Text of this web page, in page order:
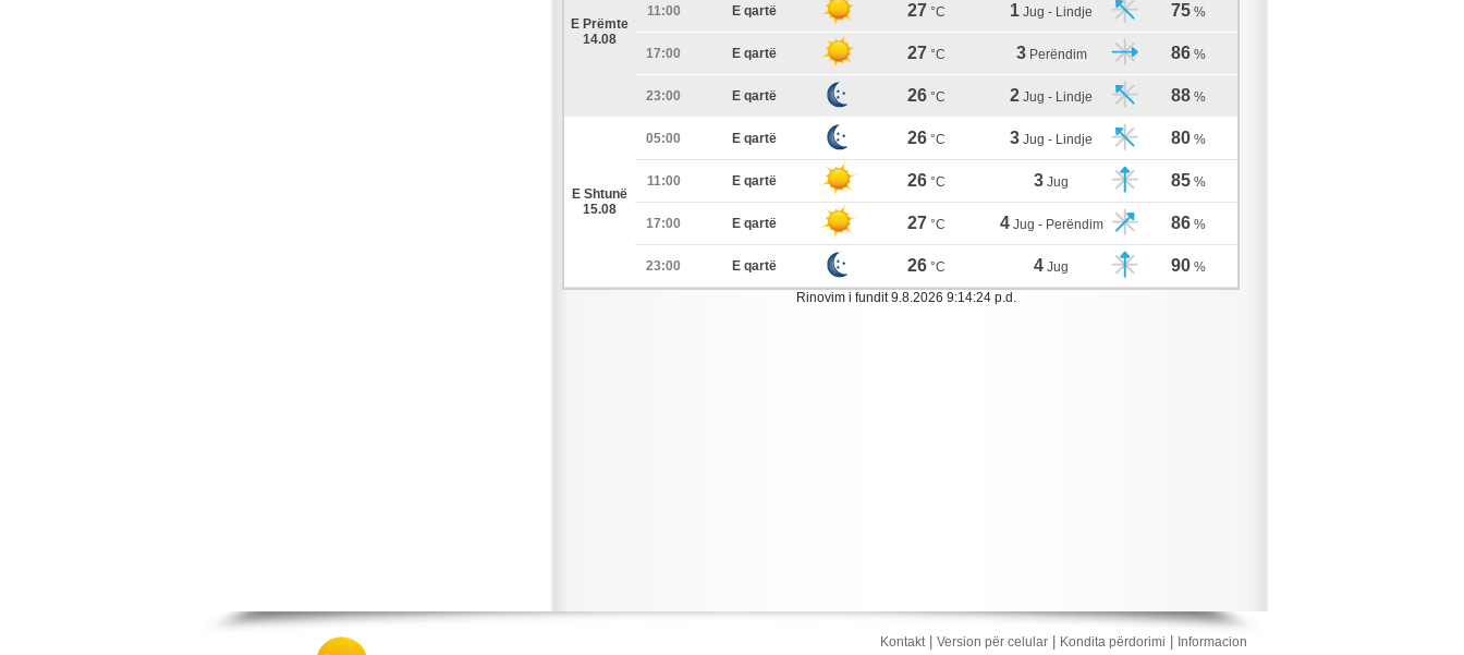
E Prëmte
14.08
11:00 E qartë 27 °C 1 Jug - Lindje 75 %
17:00 E qartë 27 °C 3 Perëndim 86 %
23:00 E qartë 26 °C 2 Jug - Lindje 88 %
E Shtunë
15.08
05:00 E qartë 26 °C 3 Jug - Lindje 80 %
11:00 E qartë 26 °C 3 Jug 85 %
17:00 E qartë 27 °C 4 Jug - Perëndim 86 %
23:00 E qartë 26 °C 4 Jug 90 %
Rinovim i fundit 9.8.2026 9:14:24 p.d.
Kontakt| Version për celular Kondita përdorimi Informacion